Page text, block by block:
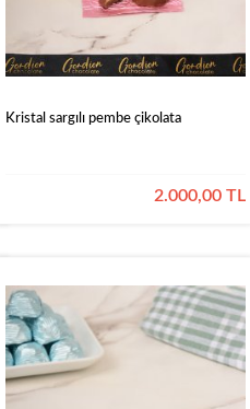
Kristal sargılı pembe çikolata
2.000,00 TL